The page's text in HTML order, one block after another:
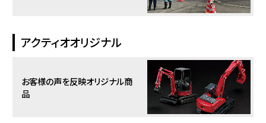
アクティオオリジナル
お客様の声を反映オリジナル商
品